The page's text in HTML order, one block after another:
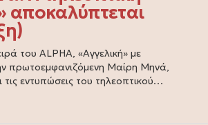
αποκαλύπτεται
του ALPHA, «Αγγελική» με
πρωτοεμφανιζόμενη Μαίρη Μηνά,
εντυπώσεις του τηλεοπτικού…